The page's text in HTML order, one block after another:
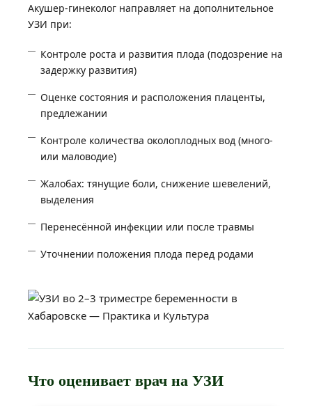
Акушер-гинеколог направляет на дополнительное
УЗИ при:
Контроле роста и развития плода (подозрение на
задержку развития)
Оценке состояния и расположения плаценты,
предлежании
Контроле количества околоплодных вод (много-
или маловодие)
Жалобах: тянущие боли, снижение шевелений,
выделения
Перенесённой инфекции или после травмы
Уточнении положения плода перед родами
Что оценивает врач на УЗИ